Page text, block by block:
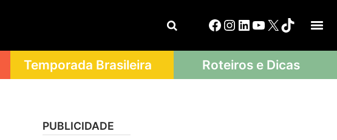
Temporada Brasileira Roteiros e Dicas
PUBLICIDADE